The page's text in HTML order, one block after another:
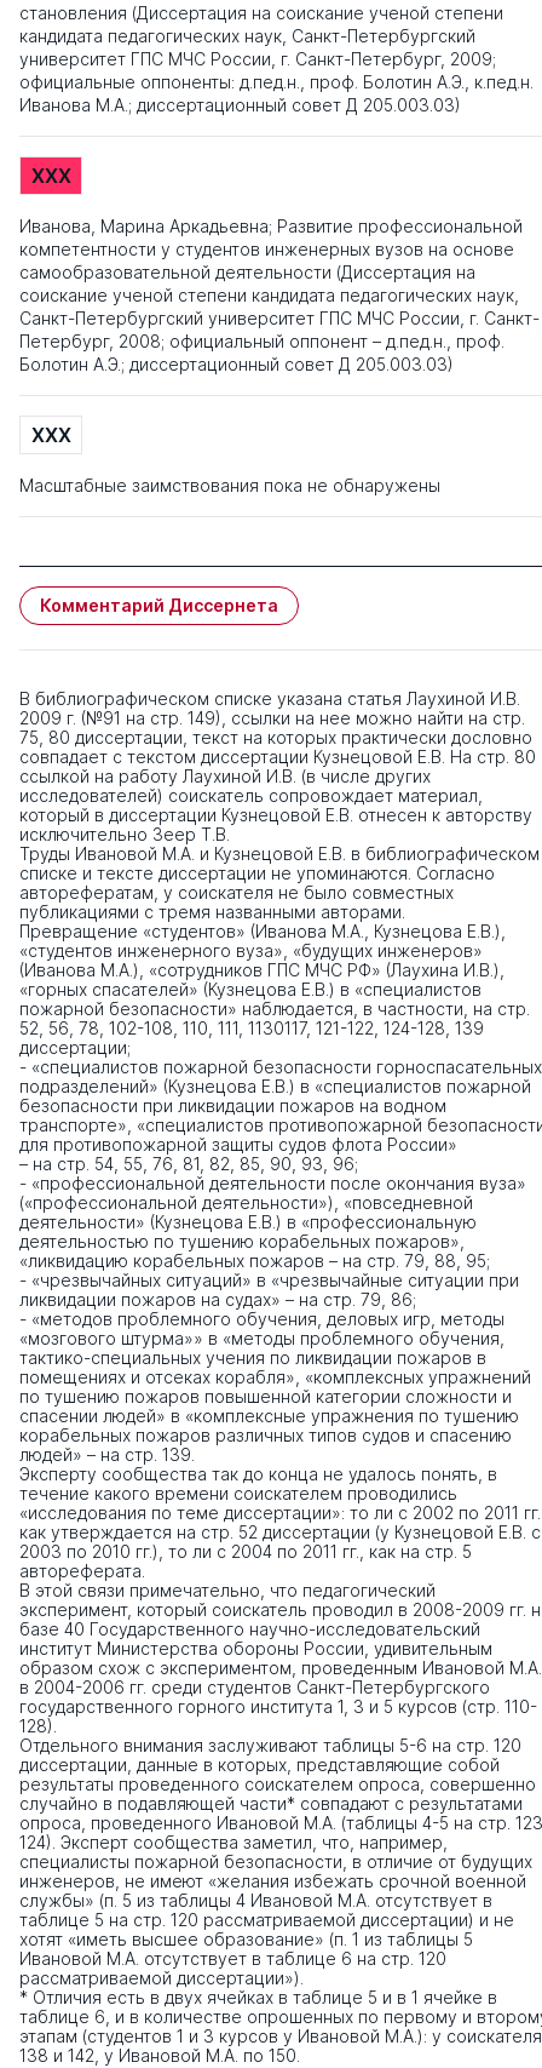
становления (Диссертация на соискание ученой степени
кандидата педагогических наук, Санкт-Петербургский
университет ГПС МЧС России, г. Санкт-Петербург, 2009;
официальные оппоненты: д.пед.н., проф. Болотин А.Э., к.пед.н.
Иванова М.А.; диссертационный совет Д 205.003.03)
XXX
Иванова, Марина Аркадьевна; Развитие профессиональной
компетентности у студентов инженерных вузов на основе
самообразовательной деятельности (Диссертация на
соискание ученой степени кандидата педагогических наук,
Санкт-Петербургский университет ГПС МЧС России, г. Санкт-
Петербург, 2008; официальный оппонент – д.пед.н., проф.
Болотин А.Э.; диссертационный совет Д 205.003.03)
XXX
Масштабные заимствования пока не обнаружены
Комментарий Диссернета
В библиографическом списке указана статья Лаухиной И.В.
2009 г. (№91 на стр. 149), ссылки на нее можно найти на стр.
75, 80 диссертации, текст на которых практически дословно
совпадает с текстом диссертации Кузнецовой Е.В. На стр. 80
ссылкой на работу Лаухиной И.В. (в числе других
исследователей) соискатель сопровождает материал,
который в диссертации Кузнецовой Е.В. отнесен к авторству
исключительно Зеер Т.В.
Труды Ивановой М.А. и Кузнецовой Е.В. в библиографическом
списке и тексте диссертации не упоминаются. Согласно
авторефератам, у соискателя не было совместных
публикациями с тремя названными авторами.
Превращение «студентов» (Иванова М.А., Кузнецова Е.В.),
«студентов инженерного вуза», «будущих инженеров»
(Иванова М.А.), «сотрудников ГПС МЧС РФ» (Лаухина И.В.),
«горных спасателей» (Кузнецова Е.В.) в «специалистов
пожарной безопасности» наблюдается, в частности, на стр.
52, 56, 78, 102-108, 110, 111, 1130117, 121-122, 124-128, 139
диссертации;
- «специалистов пожарной безопасности горноспасательных
подразделений» (Кузнецова Е.В.) в «специалистов пожарной
безопасности при ликвидации пожаров на водном
транспорте», «специалистов противопожарной
для противопожарной защиты судов флота России»
– на стр. 54, 55, 76, 81, 82, 85, 90, 93, 96;
- «профессиональной деятельности после окончания вуза»
(«профессиональной деятельности»), «повседневной
деятельности» (Кузнецова Е.В.) в «профессиональную
деятельностью по тушению корабельных пожаров»,
«ликвидацию корабельных пожаров – на стр. 79, 88, 95;
- «чрезвычайных ситуаций» в «чрезвычайные ситуации при
ликвидации пожаров на судах» – на стр. 79, 86;
- «методов проблемного обучения, деловых игр, методы
«мозгового штурма»» в «методы проблемного обучения,
тактико-специальных учения по ликвидации пожаров в
помещениях и отсеках корабля», «комплексных упражнений
по тушению пожаров повышенной категории сложности и
спасении людей» в «комплексные упражнения по тушению
корабельных пожаров различных типов судов и спасению
людей» – на стр. 139.
Эксперту сообщества так до конца не удалось понять, в
течение какого времени соискателем проводились
«исследования по теме диссертации»: то ли с 2002 по 2011
как утверждается на стр. 52 диссертации (у Кузнецовой Е.В. с
2003 по 2010 гг.), то ли с 2004 по 2011 гг., как на стр. 5
автореферата.
В этой связи примечательно, что педагогический
эксперимент, который соискатель проводил в 2008-2009 гг.
базе 40 Государственного научно-исследовательский
институт Министерства обороны России, удивительным
образом схож с экспериментом, проведенным Ивановой М.А.
в 2004-2006 гг. среди студентов Санкт-Петербургского
государственного горного института 1, 3 и 5 курсов (стр. 110-
128).
Отдельного внимания заслуживают таблицы 5-6 на стр. 120
диссертации, данные в которых, представляющие собой
результаты проведенного соискателем опроса, совершенно
случайно в подавляющей части* совпадают с результатами
опроса, проведенного Ивановой М.А. (таблицы 4-5 на стр.
124). Эксперт сообщества заметил, что, например,
специалисты пожарной безопасности, в отличие от будущих
инженеров, не имеют «желания избежать срочной военной
службы» (п. 5 из таблицы 4 Ивановой М.А. отсутствует в
таблице 5 на стр. 120 рассматриваемой диссертации) и не
хотят «иметь высшее образование» (п. 1 из таблицы 5
Ивановой М.А. отсутствует в таблице 6 на стр. 120
рассматриваемой диссертации»).
* Отличия есть в двух ячейках в таблице 5 и в 1 ячейке в
таблице 6, и в количестве опрошенных по первому и
этапам (студентов 1 и 3 курсов у Ивановой М.А.): у соискателя
138 и 142, у Ивановой М.А. по 150.